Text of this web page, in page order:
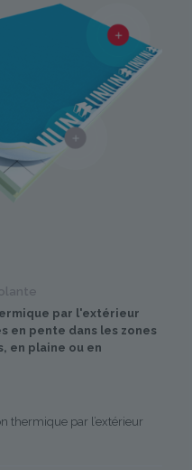
par l'extérieur
en pente dans les zones
en plaine ou en
thermique par l’extérieur